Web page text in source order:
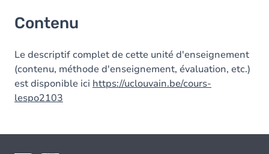
Contenu
Le descriptif complet de cette unité d'enseignement
(contenu, méthode d'enseignement, évaluation, etc.)
est disponible ici https://uclouvain.be/cours-
lespo2103